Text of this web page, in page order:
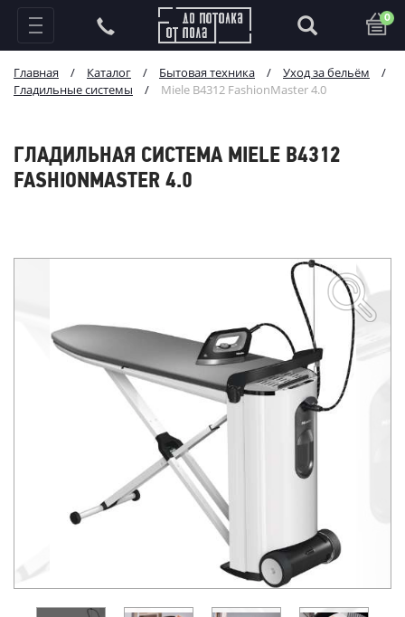
0
Главная / Каталог / Бытовая техника / Уход за бельём
/
Гладильные системы
/ Miele B4312 FashionMaster 4.0
ГЛАДИЛЬНАЯ СИСТЕМА MIELE B4312
FASHIONMASTER 4.0